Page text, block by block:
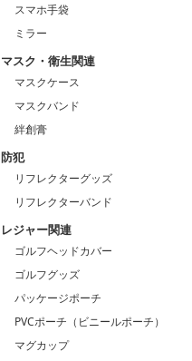
スマホ手袋
ミラー
マスク・衛生関連
マスクケース
マスクバンド
絆創膏
防犯
リフレクターグッズ
リフレクターバンド
レジャー関連
ゴルフヘッドカバー
ゴルフグッズ
パッケージポーチ
PVCポーチ（ビニールポーチ）
マグカップ